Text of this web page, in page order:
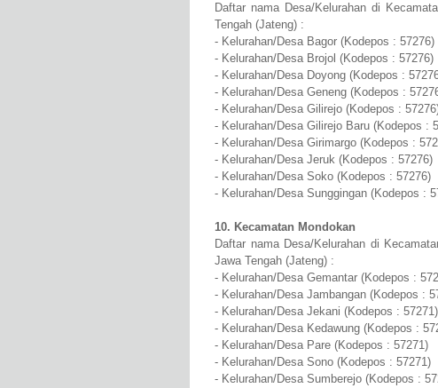
Daftar nama Desa/Kelurahan di
Tengah (Jateng) :
- Kelurahan/Desa Bagor (Kodepos : 57276)
- Kelurahan/Desa Brojol (Kodepos : 57276)
- Kelurahan/Desa Doyong (Kodepos :
- Kelurahan/Desa Geneng (Kodepos :
- Kelurahan/Desa Gilirejo (Kodepos :
- Kelurahan/Desa Gilirejo Baru (Kodepos :
- Kelurahan/Desa Girimargo (Kodepos :
- Kelurahan/Desa Jeruk (Kodepos : 57276)
- Kelurahan/Desa Soko (Kodepos : 57276)
- Kelurahan/Desa Sunggingan (Kodepos :
10. Kecamatan Mondokan
Daftar nama Desa/Kelurahan di
Jawa Tengah (Jateng) :
- Kelurahan/Desa Gemantar (Kodepos :
- Kelurahan/Desa Jambangan (Kodepos :
- Kelurahan/Desa Jekani (Kodepos : 57271)
- Kelurahan/Desa Kedawung (Kodepos :
- Kelurahan/Desa Pare (Kodepos : 57271)
- Kelurahan/Desa Sono (Kodepos : 57271)
- Kelurahan/Desa Sumberejo (Kodepos :